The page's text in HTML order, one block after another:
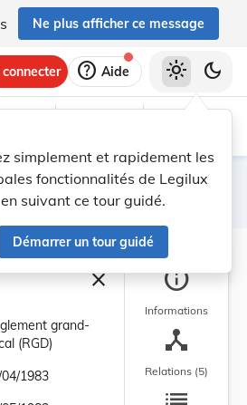
Ne plus afficher ce message
connecter help Aide
simplement et rapidement les
fonctionnalités de Legilux
en suivant ce tour guidé.
Démarrer un tour guidé
light_mode dark_mode
la recherche
Filtres
closeFermer la barre
grand-
(RGD)
1983
info
Informations
device_hub
Relations (5)